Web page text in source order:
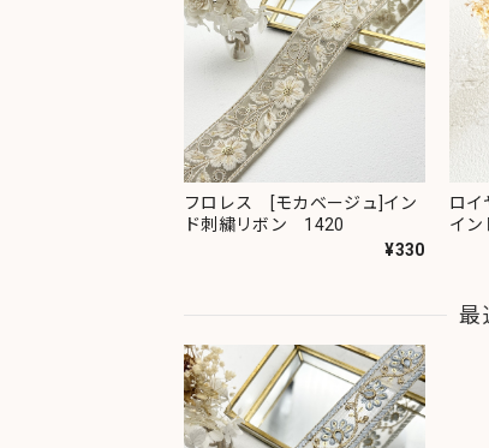
フロレス [モカベージュ]イン
ド刺繍リボン 1420
¥330
ロ
イ
最